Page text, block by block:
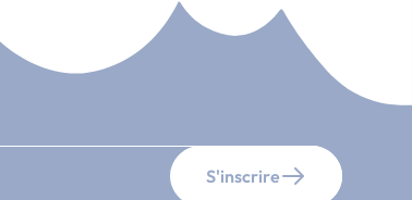
S'inscrire